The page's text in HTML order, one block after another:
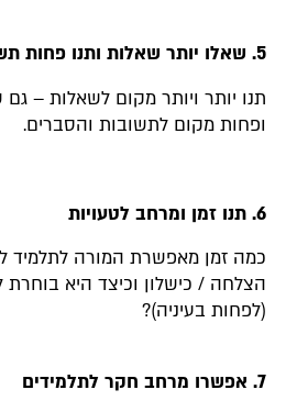
5. שאלו יותר שאלות ותנו פחות תשובות
תנו יותר ויותר מקום לשאלות –
ופחות מקום לתשובות והסברים.
6. תנו זמן ומרחב לטעויות
כמה זמן מאפשרת המורה לתלמיד
הצלחה / כישלון וכיצד היא
(לפחות בעיניה)?
7. אפשרו מרחב חקר לתלמידים